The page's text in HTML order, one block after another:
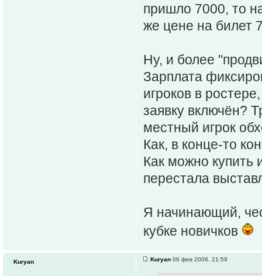
пришло 7000, то
же цене на билет
Ну, и более
Зарплата
игроков в
заявку включён?
местный игрок
Как, в конце-то
Как можно купить
перестала
Я начинающий,
кубке новичков
Kuryan 06 фев 2006, 21:59
Kuryan